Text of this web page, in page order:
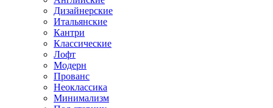
Дизайнерские
Итальянские
Кантри
Классические
Лофт
Модерн
Прованс
Неоклассика
Минимализм